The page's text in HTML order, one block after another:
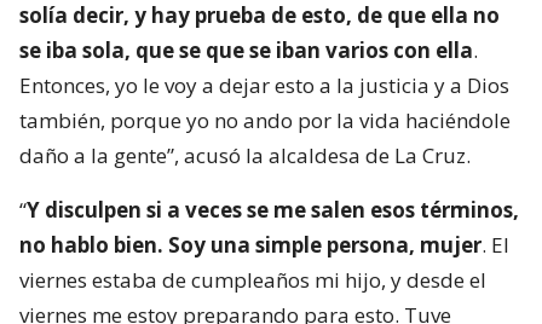
solía decir, y hay prueba de esto, de que ella no
se iba sola, que se que se iban varios con ella.
Entonces, yo le voy a dejar esto a la justicia y a Dios
también, porque yo no ando por la vida haciéndole
daño a la gente”, acusó la alcaldesa de La Cruz.
“Y disculpen si a veces se me salen esos términos,
no hablo bien. Soy una simple persona, mujer. El
viernes estaba de cumpleaños mi hijo, y desde el
viernes me estoy preparando para esto. Tuve